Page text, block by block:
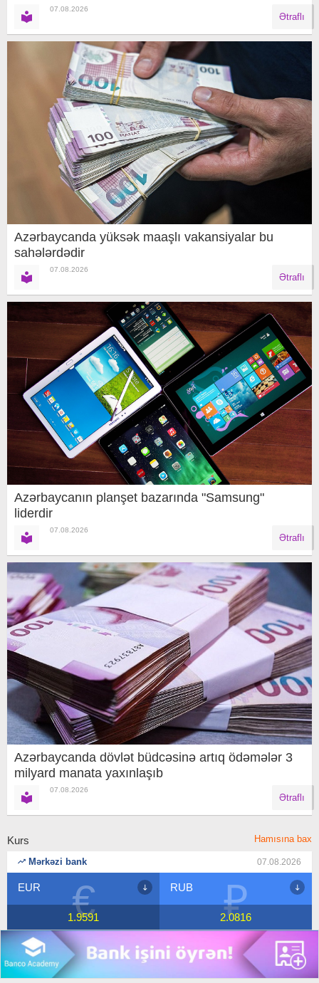
07.08.2026
Ətraflı
Azərbaycanda yüksək maaşlı vakansiyalar bu
sahələrdədir
07.08.2026
Ətraflı
Azərbaycanın planşet bazarında "Samsung"
liderdir
07.08.2026
Ətraflı
Azərbaycanda dövlət büdcəsinə artıq ödəmələr 3
milyard manata yaxınlaşıb
07.08.2026
Ətraflı
Kurs Hamısına bax
Mərkəzi bank 07.08.2026
₽
2.0816 $